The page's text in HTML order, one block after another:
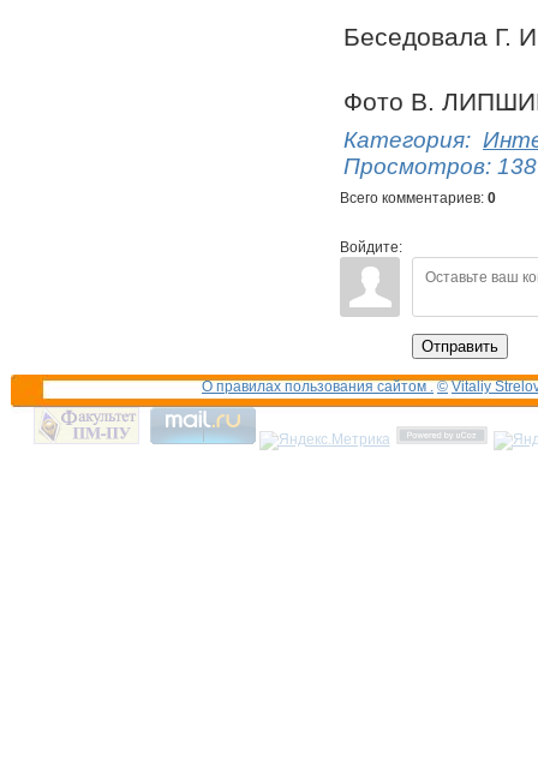
Беседовала Г.
Фото В.
Категория:
Просмотров:
Всего комментариев: 0
Войдите:
Отправить
О правилах пользования сайтом . © Vitaliy